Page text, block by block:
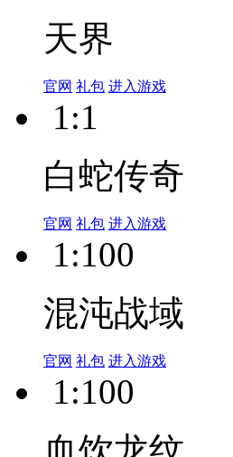
天界
官网 礼包 进入游戏
1:1
白蛇传奇
官网 礼包 进入游戏
1:100